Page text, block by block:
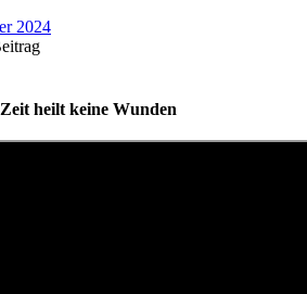
2024
heilt keine Wunden